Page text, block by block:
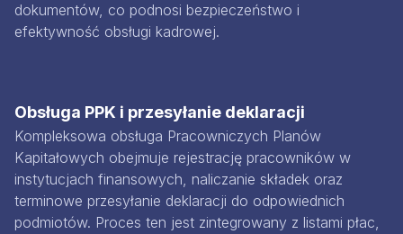
dokumentów, co podnosi bezpieczeństwo i
efektywność obsługi kadrowej.
Obsługa PPK i przesyłanie deklaracji
Kompleksowa obsługa Pracowniczych Planów
Kapitałowych obejmuje rejestrację pracowników w
instytucjach finansowych, naliczanie składek oraz
terminowe przesyłanie deklaracji do odpowiednich
podmiotów. Proces ten jest zintegrowany z listami płac,